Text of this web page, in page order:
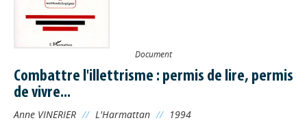
Document
Combattre l'illettrisme : permis de lire, permis
de vivre...
Anne VINERIER // L'Harmattan // 1994